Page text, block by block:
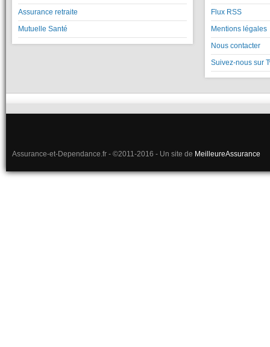
Assurance retraite
Mutuelle Santé
Flux RSS
Mentions légales
Nous contacter
Suivez-nous sur
Assurance-et-Dependance.fr - ©2011-2016 - Un site de MeilleureAssurance